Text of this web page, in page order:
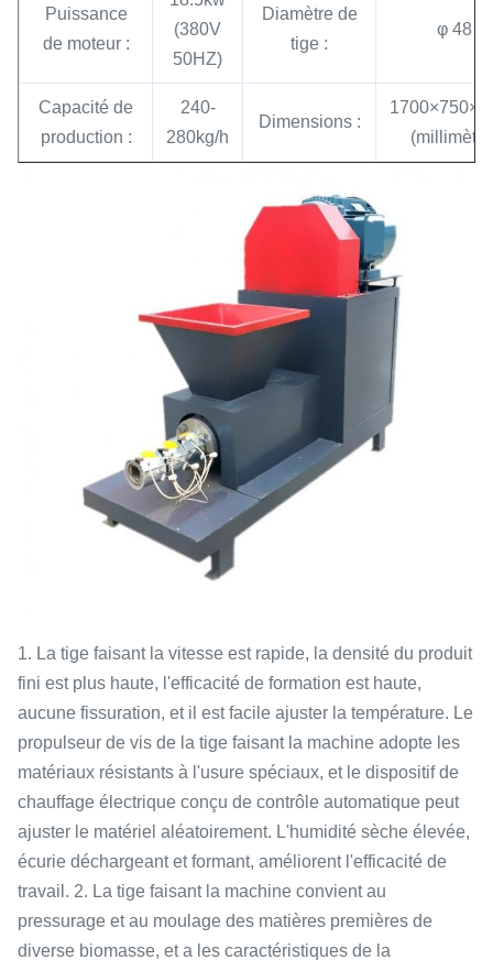
Puissance
de moteur :
(380V
50HZ)
Diamètre de
tige :
φ 48
Capacité de
production :
240-
280kg/h
Dimensions :
1. La tige faisant la vitesse est rapide, la densité du produit
fini est plus haute, l'efficacité de formation est haute,
aucune fissuration, et il est facile ajuster la température. Le
propulseur de vis de la tige faisant la machine adopte les
matériaux résistants à l'usure spéciaux, et le dispositif de
chauffage électrique conçu de contrôle automatique peut
ajuster le matériel aléatoirement. L'humidité sèche élevée,
écurie déchargeant et formant, améliorent l'efficacité de
travail. 2. La tige faisant la machine convient au
pressurage et au moulage des matières premières de
diverse biomasse, et a les caractéristiques de la